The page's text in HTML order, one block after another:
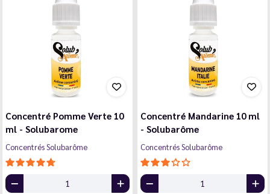
Concentré Pomme Verte 10
ml - Solubarome
Concentrés Solubarôme
Concentré Mandarine 10 ml
- Solubarôme
Concentrés Solubarôme